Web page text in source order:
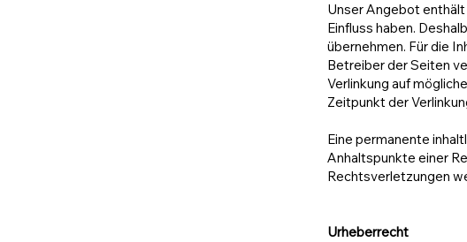
Unser Angebot
Einfluss haben.
übernehmen. Für die
Betreiber der Seiten
Verlinkung auf
Zeitpunkt der
Eine permanente
Anhaltspunkte einer
Rechtsverletzungen
Urheberrecht